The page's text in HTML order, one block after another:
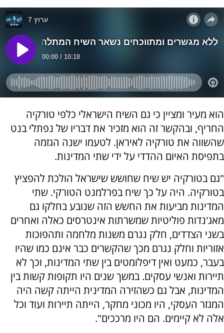
הוא מעיר ומציין כי גם השיח הישראלי כלפי טורקיה
החריף, ובהקשר זה הוא מזכיר את דבריו של נפתלי בנט
שהשווה את טורקיה לאיראן. לטעמו ישנה הגזמה
בתפיסת האיום ההדדי על ידי שתי המדינות.
"גם בטורקיה יש שיח שחושש שישראל הולכת להפציץ
בטורקיה. היה על כך שיח בפרלמנט הטורקי. שתי
המדינות מביעות את החשש הזה שנובע בחלקו גם
מאג'נדות פוליטיות שמשרתות אינטרסים כאלה ואחרים
בשני הצדדים, חלק נגרם משנות מלחמה ותהפוכות
אזוריות וחלק נגרם מכך שהקשרים כבר אינם כמו שהיו
בעבר, כמעט ואין דיפלומטים בין שתי המדינות, וכך לא
תיירות ואנשי עסקים. במשך שנים היו תקופות קשות בין
המדינות, אבל גם כשהזירה המדינית הייתה קשה היה
המגזר העסקי, היו מכוני מחקר, הייתה תיירות ועוד וכל
אלה לא קיימים. הם היו מרככים".